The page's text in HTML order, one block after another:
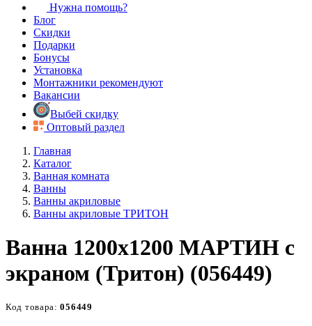
Нужна помощь?
Блог
Скидки
Подарки
Бонусы
Установка
Монтажники рекомендуют
Вакансии
Выбей скидку
Оптовый раздел
Главная
Каталог
Ванная комната
Ванны
Ванны акриловые
Ванны акриловые ТРИТОН
Ванна 1200х1200 МАРТИН с
экраном (Тритон) (056449)
Код товара:056449